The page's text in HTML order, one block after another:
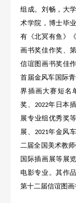
组成。刘畅，大
术学院，博士毕
有《北冥有鱼》
画书奖佳作奖、
信谊图画书奖佳
首届金风车国际
界插画大赛短名
奖、 2022年日本
展专业组优秀奖
展、 2021年金风
二届全国美术教师
国际插画展等展览
电影专业。其作
第十二届信谊图画